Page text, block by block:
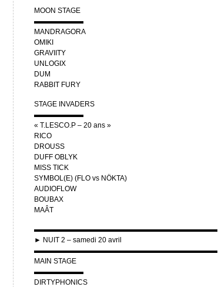
MOON STAGE
▬▬▬▬▬▬▬
MANDRAGORA
OMIKI
GRAVIITY
UNLOGIX
DUM
RABBIT FURY
STAGE INVADERS
▬▬▬▬▬▬▬
« T.LESCO.P – 20 ans »
RICO
DROUSS
DUFF OBLYK
MISS TICK
SYMBOL(E) (FLO vs NÖKTA)
AUDIOFLOW
BOUBAX
MAÂT
▬▬▬▬▬▬▬▬▬▬▬▬▬▬▬▬▬▬▬▬▬▬▬▬▬▬
► NUIT 2 – samedi 20 avril
▬▬▬▬▬▬▬▬▬▬▬▬▬▬▬▬▬▬▬▬▬▬▬▬▬▬
MAIN STAGE
▬▬▬▬▬▬▬
DIRTYPHONICS